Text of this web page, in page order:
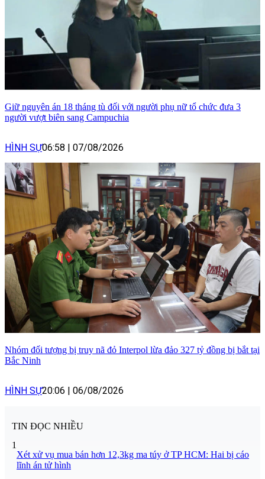
Giữ nguyên án 18 tháng tù đối với người phụ nữ tổ chức đưa 3
người vượt biên sang Campuchia
HÌNH SỰ06:58 | 07/08/2026
Nhóm đối tượng bị truy nã đỏ Interpol lừa đảo 327 tỷ đồng bị bắt tại
Bắc Ninh
HÌNH SỰ20:06 | 06/08/2026
TIN ĐỌC NHIỀU
1
Xét xử vụ mua bán hơn 12,3kg ma túy ở TP HCM: Hai bị cáo
lĩnh án tử hình